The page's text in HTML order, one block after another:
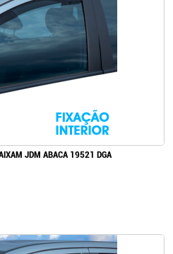
JDM ABACA 19521 DGA